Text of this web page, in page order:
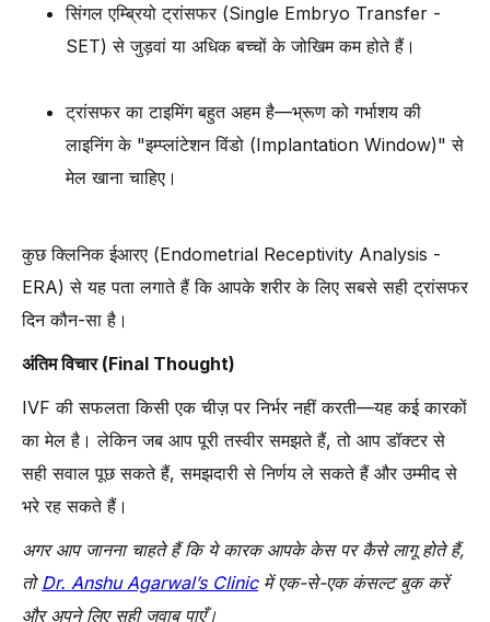
सिंगल एम्ब्रियो ट्रांसफर (Single Embryo Transfer -
SET) से जुड़वां या अधिक बच्चों के जोखिम कम होते हैं।
ट्रांसफर का टाइमिंग बहुत अहम है—भ्रूण को गर्भाशय की
लाइनिंग के "इम्प्लांटेशन विंडो (Implantation Window)" से
मेल खाना चाहिए।
कुछ क्लिनिक ईआरए (Endometrial Receptivity Analysis -
ERA) से यह पता लगाते हैं कि आपके शरीर के लिए सबसे सही ट्रांसफर
दिन कौन-सा है।
अंतिम विचार (Final Thought)
IVF की सफलता किसी एक चीज़ पर निर्भर नहीं करती—यह कई कारकों
का मेल है। लेकिन जब आप पूरी तस्वीर समझते हैं, तो आप डॉक्टर से
सही सवाल पूछ सकते हैं, समझदारी से निर्णय ले सकते हैं और उम्मीद से
भरे रह सकते हैं।
अगर आप जानना चाहते हैं कि ये कारक आपके केस पर कैसे लागू होते हैं,
तोDr. Anshu Agarwal’s Clinicमें एक-से-एक कंसल्ट बुक करें
और अपने लिए सही जवाब पाएँ।